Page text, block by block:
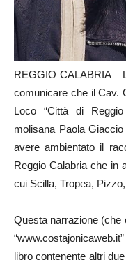
REGGIO CALABRIA –
comunicare che il Cav.
Loco “Città di
molisana Paola
avere ambientato il
Reggio Calabria che in
cui Scilla, Tropea,
Questa narrazione (che
libro contenente altri